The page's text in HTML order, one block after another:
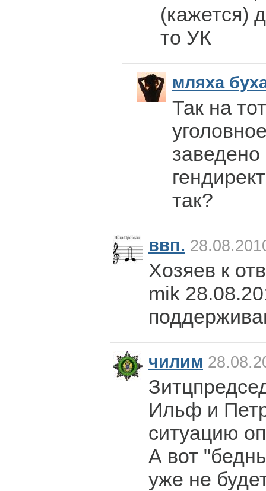
(кажется)
то УК
мляха
Так на
так?
ввп.
Хозяев к
mik
чилим
Ильф и
ситуацию
А вот
уже не